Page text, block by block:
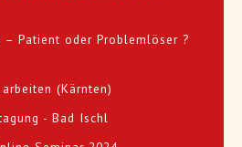
Patient oder Problemlöser ?
(Kärnten)
- Bad Ischl